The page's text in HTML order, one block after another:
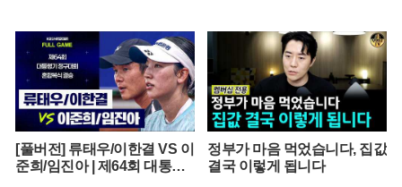
[풀버전] 류태우/이한결 VS 이
준희/임진아 | 제64회 대통령
정부가 마음 먹었습니다, 집값
결국 이렇게 됩니다